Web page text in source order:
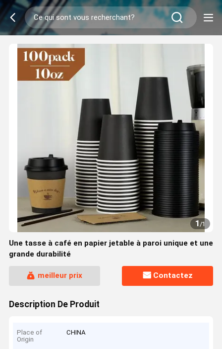
1/1
Une tasse à café en papier jetable à paroi unique et une
grande durabilité
meilleur prix Contactez
Description De Produit
Place of
Origin
CHINA